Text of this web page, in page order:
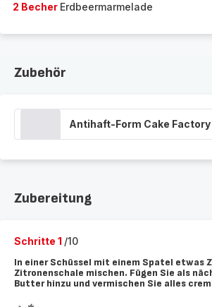
2 Becher Erdbeermarmelade
Zubehör
Antihaft-Form Cake Factory
Zubereitung
Schritte 1 /10
In einer Schüssel mit einem Spatel etwas
Zitronenschale mischen. Fügen Sie als
Butter hinzu und vermischen Sie alles